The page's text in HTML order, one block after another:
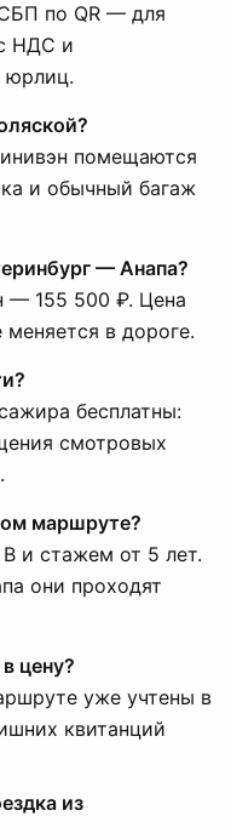
по QR — для
НДС и
помещаются
и обычный багаж
— Анапа?
— 155 500 ₽. Цена
в дороге.
бесплатны:
смотровых
маршруте?
и стажем от 5 лет.
они проходят
цену?
уже учтены в
квитанций
из